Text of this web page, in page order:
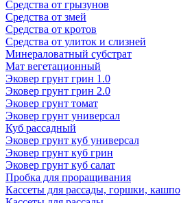
Средства от грызунов
Средства от змей
Средства от кротов
Средства от улиток и слизней
Минераловатный субстрат
Мат вегетационный
Эковер грунт грин 1.0
Эковер грунт грин 2.0
Эковер грунт томат
Эковер грунт универсал
Куб рассадный
Эковер грунт куб универсал
Эковер грунт куб грин
Эковер грунт куб салат
Пробка для проращивания
Кассеты для рассады, горшки, кашпо